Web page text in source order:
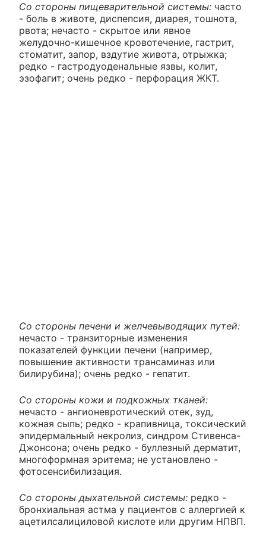
Со стороны пищеварительной системы: часто
- боль в животе, диспепсия, диарея, тошнота,
рвота; нечасто - скрытое или явное
желудочно-кишечное кровотечение, гастрит,
стоматит, запор, вздутие живота, отрыжка;
редко - гастродуоденальные язвы, колит,
эзофагит; очень редко - перфорация ЖКТ.
Со стороны печени и желчевыводящих путей:
нечасто - транзиторные изменения
показателей функции печени (например,
повышение активности трансаминаз или
билирубина); очень редко - гепатит.
Со стороны кожи и подкожных тканей:
нечасто - ангионевротический отек, зуд,
кожная сыпь; редко - крапивница, токсический
эпидермальный некролиз, синдром Стивенса-
Джонсона; очень редко - буллезный дерматит,
многоформная эритема; не установлено -
фотосенсибилизация.
Со стороны дыхательной системы: редко -
бронхиальная астма у пациентов с аллергией к
ацетилсалициловой кислоте или другим НПВП.